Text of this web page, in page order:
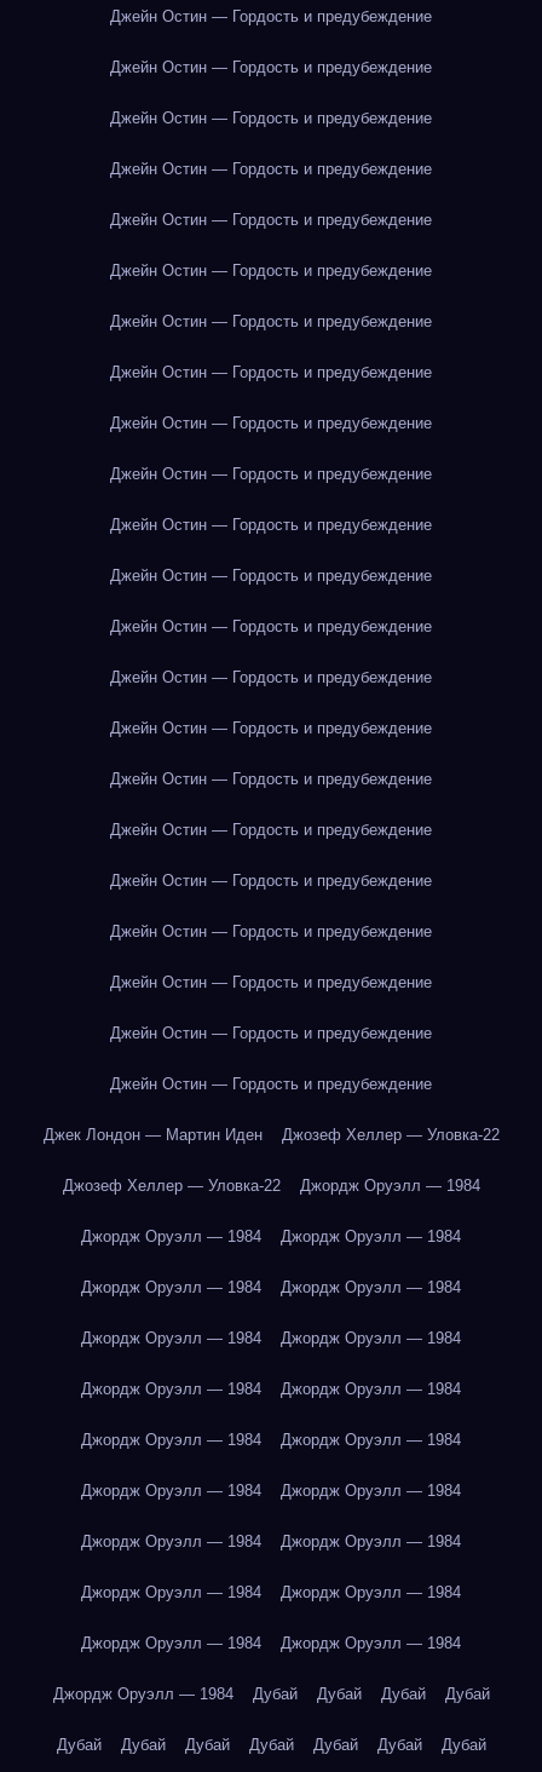
Джейн Остин — Гордость и предубеждение
Джейн Остин — Гордость и предубеждение
Джейн Остин — Гордость и предубеждение
Джейн Остин — Гордость и предубеждение
Джейн Остин — Гордость и предубеждение
Джейн Остин — Гордость и предубеждение
Джейн Остин — Гордость и предубеждение
Джейн Остин — Гордость и предубеждение
Джейн Остин — Гордость и предубеждение
Джейн Остин — Гордость и предубеждение
Джейн Остин — Гордость и предубеждение
Джейн Остин — Гордость и предубеждение
Джейн Остин — Гордость и предубеждение
Джейн Остин — Гордость и предубеждение
Джейн Остин — Гордость и предубеждение
Джейн Остин — Гордость и предубеждение
Джейн Остин — Гордость и предубеждение
Джейн Остин — Гордость и предубеждение
Джейн Остин — Гордость и предубеждение
Джейн Остин — Гордость и предубеждение
Джейн Остин — Гордость и предубеждение
Джейн Остин — Гордость и предубеждение
Джек Лондон — Мартин Иден Джозеф Хеллер — Уловка-22
Джозеф Хеллер — Уловка-22 Джордж Оруэлл — 1984
Джордж Оруэлл — 1984 Джордж Оруэлл — 1984
Джордж Оруэлл — 1984 Джордж Оруэлл — 1984
Джордж Оруэлл — 1984 Джордж Оруэлл — 1984
Джордж Оруэлл — 1984 Джордж Оруэлл — 1984
Джордж Оруэлл — 1984 Джордж Оруэлл — 1984
Джордж Оруэлл — 1984 Джордж Оруэлл — 1984
Джордж Оруэлл — 1984 Джордж Оруэлл — 1984
Джордж Оруэлл — 1984 Джордж Оруэлл — 1984
Джордж Оруэлл — 1984 Джордж Оруэлл — 1984
Джордж Оруэлл — 1984 Дубай Дубай Дубай Дубай
Дубай Дубай Дубай Дубай Дубай Дубай Дубай